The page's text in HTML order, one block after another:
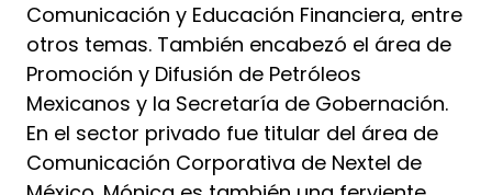
Comunicación y Educación Financiera, entre
otros temas. También encabezó el área de
Promoción y Difusión de Petróleos
Mexicanos y la Secretaría de Gobernación.
En el sector privado fue titular del área de
Comunicación Corporativa de Nextel de